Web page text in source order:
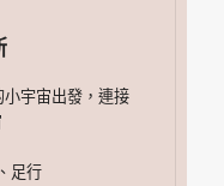
宇宙出發，連接
足行